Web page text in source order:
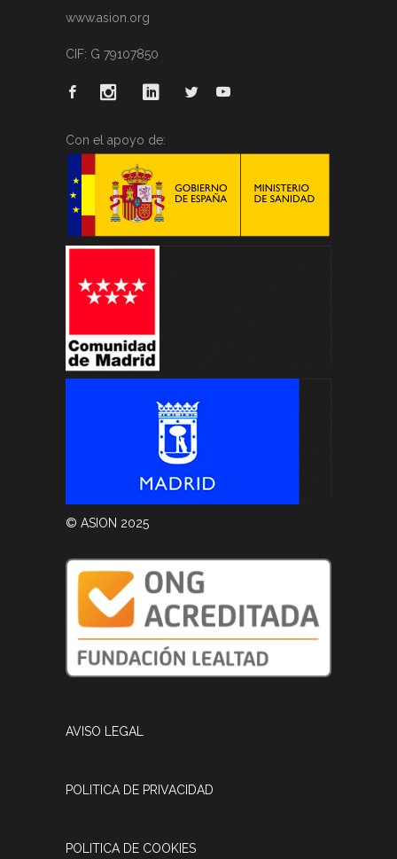
www.asion.org
CIF: G 79107850
Con el apoyo de:
© ASION 2025
AVISO LEGAL
POLITICA DE PRIVACIDAD
POLITICA DE COOKIES